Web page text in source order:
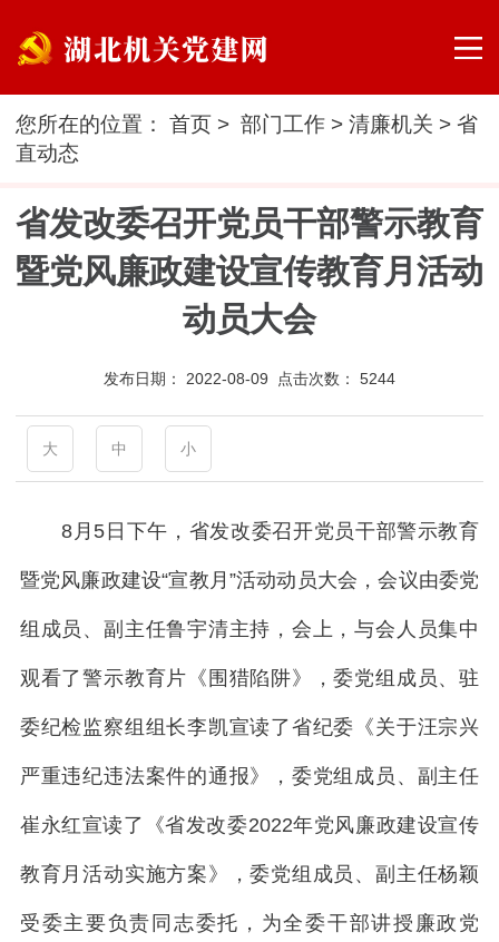
您所在的位置：首页 >部门工作 >清廉机关 >省
直动态
省发改委召开党员干部警示教育
暨党风廉政建设宣传教育月活动
动员大会
发布日期： 2022-08-09 点击次数： 5244
大 中 小
8月5日下午，省发改委召开党员干部警示教育
暨党风廉政建设“宣教月”活动动员大会，会议由委党
组成员、副主任鲁宇清主持，会上，与会人员集中
观看了警示教育片《围猎陷阱》，委党组成员、驻
委纪检监察组组长李凯宣读了省纪委《关于汪宗兴
严重违纪违法案件的通报》，委党组成员、副主任
崔永红宣读了《省发改委2022年党风廉政建设宣传
教育月活动实施方案》，委党组成员、副主任杨颖
受委主要负责同志委托，为全委干部讲授廉政党